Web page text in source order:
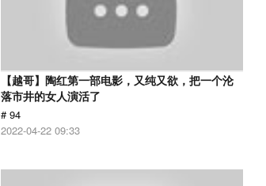
【越哥】陶红第一部电影，又纯又欲，把一个沦
落市井的女人演活了
# 94
2022-04-22 09:33